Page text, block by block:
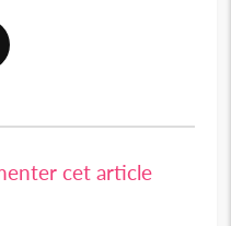
cet article